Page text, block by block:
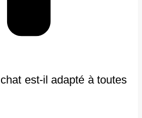
est-il adapté à toutes